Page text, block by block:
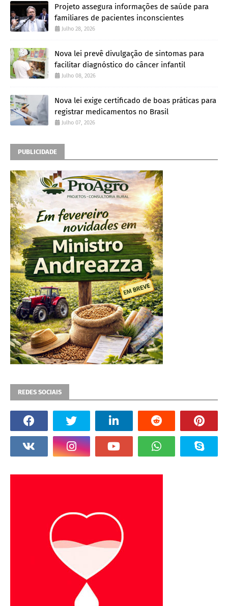
Projeto assegura informações de saúde para
familiares de pacientes inconscientes
Julho 28, 2026
Nova lei prevê divulgação de sintomas para
facilitar diagnóstico do câncer infantil
Julho 08, 2026
Nova lei exige certificado de boas práticas para
registrar medicamentos no Brasil
Julho 07, 2026
PUBLICIDADE
REDES SOCIAIS